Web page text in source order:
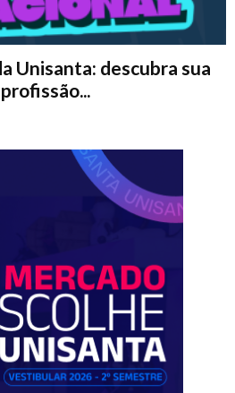
Unisanta: descubra sua